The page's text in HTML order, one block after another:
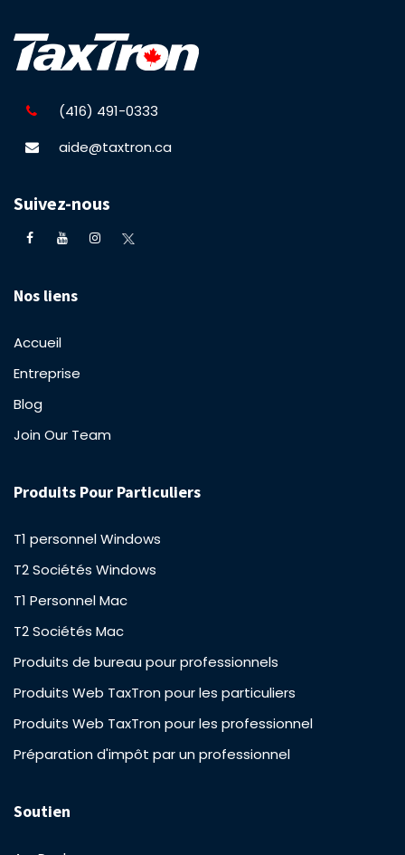
(416) 491-0333
aide@taxtron.ca
Suivez-nous
Nos liens
Accueil
Entreprise
Blog
Join Our Team
Produits Pour Particuliers
T1 personnel Windows
T2 Sociétés Windows
T1 Personnel Mac
T2 Sociétés Mac
Produits de bureau pour professionnels
Produits Web TaxTron pour les particuliers
Produits Web TaxTron pour les professionnel
Préparation d'impôt par un professionnel
Soutien